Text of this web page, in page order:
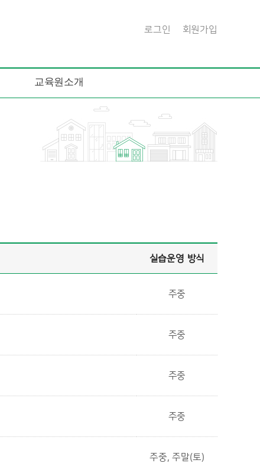
로그인 회원가입
교육원소개